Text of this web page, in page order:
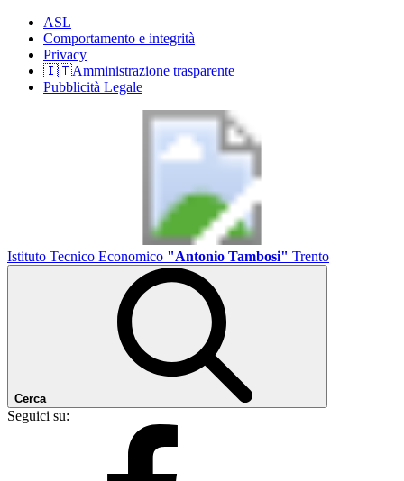
ASL
Comportamento e integrità
Privacy
🇮🇹Amministrazione trasparente
Pubblicità Legale
Istituto Tecnico Economico "Antonio Tambosi" Trento
Cerca
Seguici su: